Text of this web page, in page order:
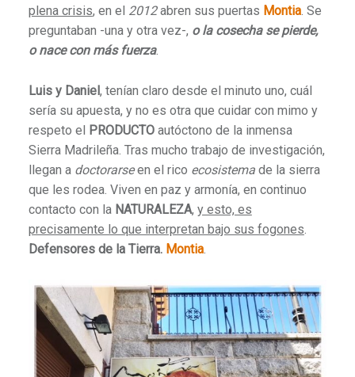
plena crisis, en el 2012abren sus puertas Montia. Se
preguntaban -una y otra vez-, o la cosecha se pierde,
o nace con más fuerza.
Luis y Daniel , tenían claro desde el minuto uno, cuál
sería su apuesta, y no es otra que cuidar con mimo y
respeto el
PRODUCTOautóctono de la inmensa
Sierra Madrileña. Tras mucho trabajo de investigación,
llegan a doctorarseen el rico ecosistemade la sierra
que les rodea. Viven en paz y armonía, en continuo
contacto con la NATURALEZA, y esto, es
precisamente lo que interpretan bajo sus fogones.
Defensores de la Tierra. Montia.